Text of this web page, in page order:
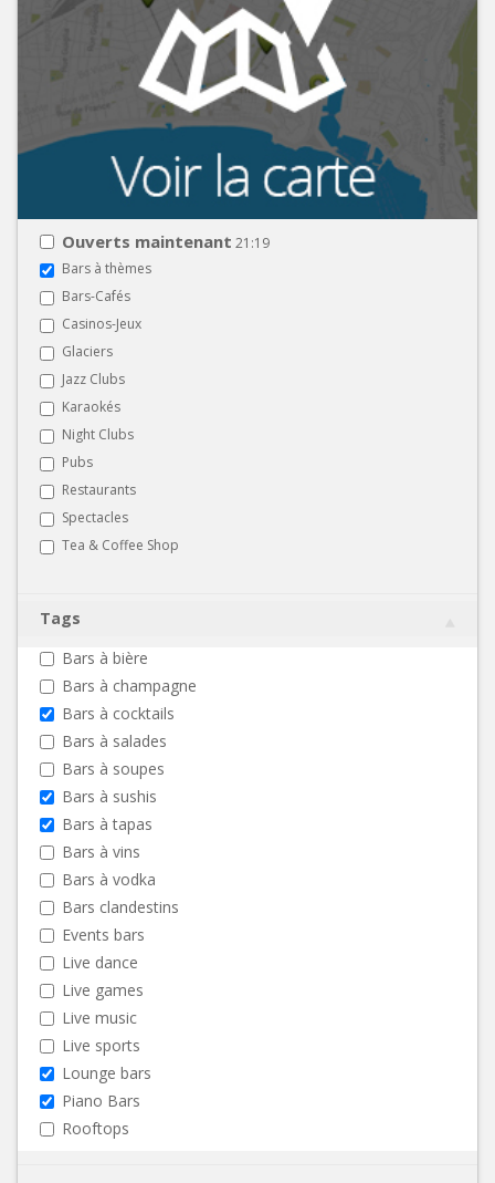
Ouverts maintenant 21:19
Bars à thèmes
Bars-Cafés
Casinos-Jeux
Glaciers
Jazz Clubs
Karaokés
Night Clubs
Pubs
Restaurants
Spectacles
Tea & Coffee Shop
Tags
Bars à bière
Bars à champagne
Bars à cocktails
Bars à salades
Bars à soupes
Bars à sushis
Bars à tapas
Bars à vins
Bars à vodka
Bars clandestins
Events bars
Live dance
Live games
Live music
Live sports
Lounge bars
Piano Bars
Rooftops